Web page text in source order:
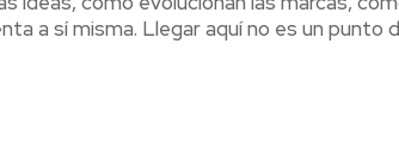
a sí misma. Llegar aquí no es un punto